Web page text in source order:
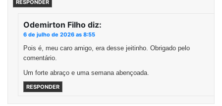
RESPONDER
Odemirton Filho diz:
6 de julho de 2026 as 8:55
Pois é, meu caro amigo, era desse jeitinho. Obrigado pelo
comentário.
Um forte abraço e uma semana abençoada.
RESPONDER